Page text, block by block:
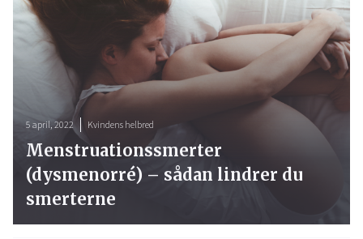
5 april, 2022 Kvindens helbred
Menstruationssmerter
(dysmenorré) – sådan lindrer du
smerterne